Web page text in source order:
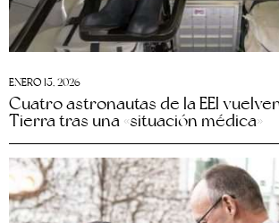
ENERO 15, 2026
Cuatro astronautas de la EEI
Tierra tras una «situación médica»